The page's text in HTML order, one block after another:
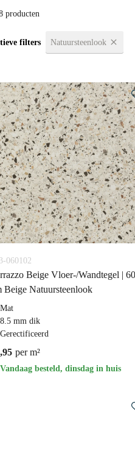
producten
filters Natuursteenlook
060102
Beige Vloer-/Wandtegel |
Beige Natuursteenlook
Mat
8.5 mm dik
Gerectificeerd
per m²
Vandaag besteld, dinsdag in huis